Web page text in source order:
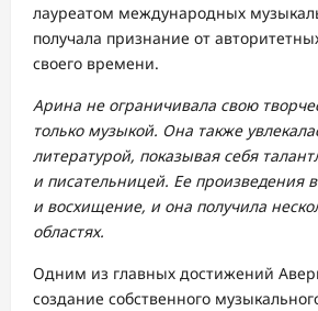
лауреатом международных
получала признание от
своего времени.
Арина не ограничивала свою
только музыкой. Она также
литературой, показывая себя
и писательницей. Ее произведения
и восхищение, и она получила
областях.
Одним из главных достижений
создание собственного